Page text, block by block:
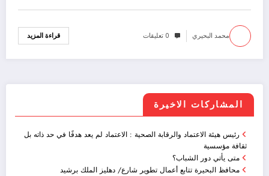
محمد البحيري 0 تعليقات قراءة المزيد
المشاركات الاخيرة
رئيس هيئة الاعتماد والرقابة الصحية : الاعتماد لم يعد هدفًا في حد ذاته بل
ثقافة مؤسسية
متى يأتي دور الشباب؟
محافظ البحيرة تتابع أعمال تطوير شارع/ دهليز الملك برشيد